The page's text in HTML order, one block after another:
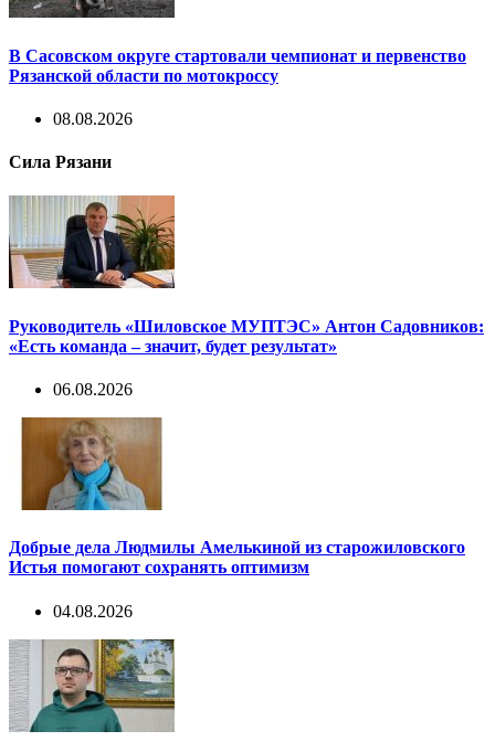
В Сасовском округе стартовали чемпионат и первенство
Рязанской области по мотокроссу
08.08.2026
Сила Рязани
Руководитель «Шиловское МУПТЭС» Антон Садовников:
«Есть команда – значит, будет результат»
06.08.2026
Добрые дела Людмилы Амелькиной из старожиловского
Истья помогают сохранять оптимизм
04.08.2026